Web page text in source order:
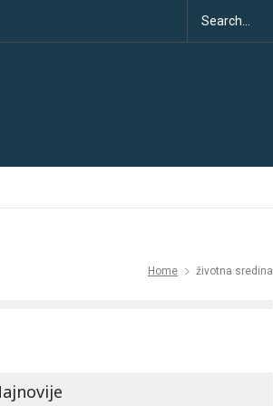
dezinformacije u porastu uoči COP30
Home životna sredina